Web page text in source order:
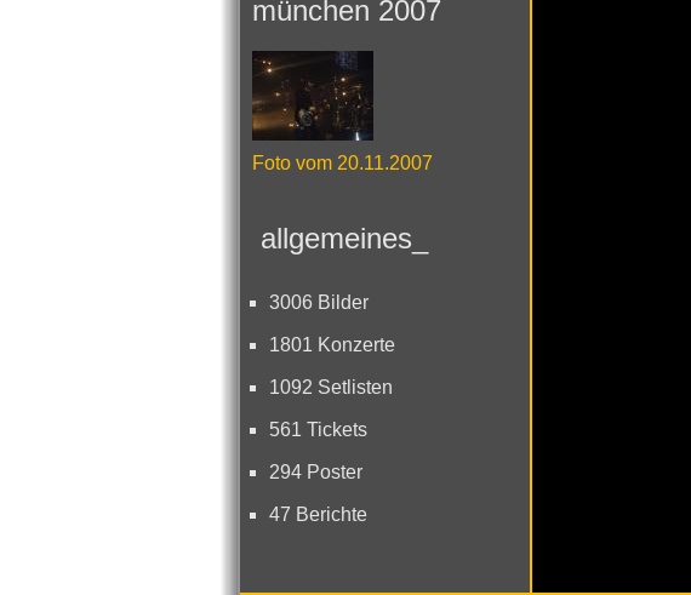
münchen 2007
Foto vom 20.11.2007
allgemeines_
3006 Bilder
1801 Konzerte
1092 Setlisten
561 Tickets
294 Poster
47 Berichte